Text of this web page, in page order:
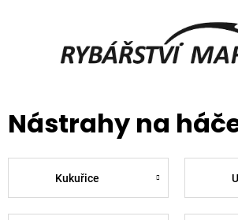
Nástrahy na
Kukuřice